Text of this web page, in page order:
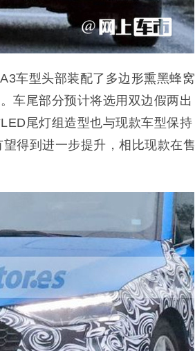
车型头部装配了多边形熏黑蜂窝
车尾部分预计将选用双边假两出
尾灯组造型也与现款车型保持
得到进一步提升，相比现款在售